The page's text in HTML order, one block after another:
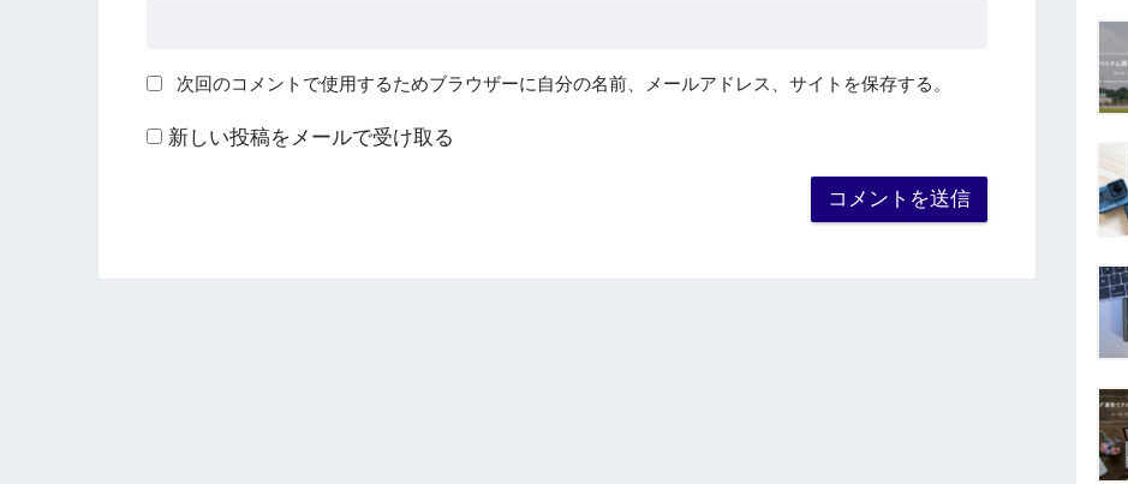
次回のコメントで使用するためブラウザーに自分の名前、メールアドレス、サイトを保存する。
新しい投稿をメールで受け取る